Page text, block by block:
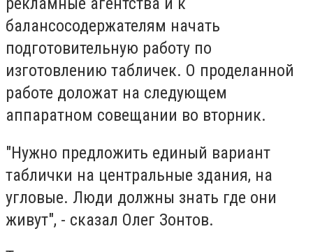
балансосодержателям начать
подготовительную работу по
изготовлению табличек. О проделанной
работе доложат на следующем
аппаратном совещании во вторник.
"Нужно предложить единый вариант
таблички на центральные здания, на
угловые. Люди должны знать где они
живут", - сказал Олег Зонтов.